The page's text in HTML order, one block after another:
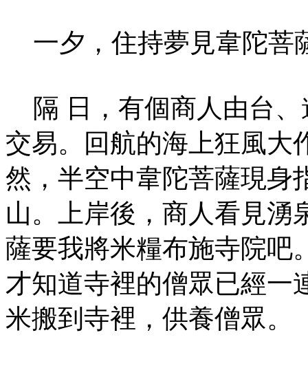
一夕，住持夢見韋陀菩
隔 日，有個商人由台、
交易。回航的海上狂風大
然，半空中韋陀菩薩現身
山。上岸後，商人看見湧
薩要我將米糧布施寺院吧
才知道寺裡的僧眾已經一
米搬到寺裡，供養僧眾。